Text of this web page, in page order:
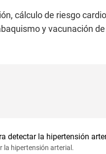
cálculo de riesgo
y vacunación
la hipertensión arterial.